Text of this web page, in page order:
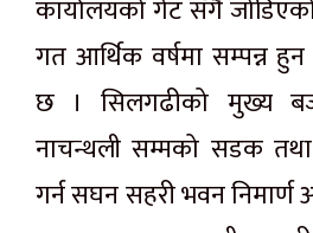
कार्यालयको गेट सँगै
गत आर्थिक वर्षमा सम्पन्न
छ । सिलगढीको मुख्य
नाचन्थली सम्मको सडक तथा
गर्न सघन सहरी भवन